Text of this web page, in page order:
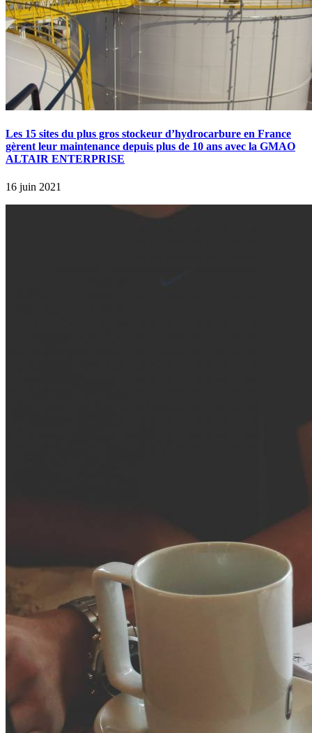
Les 15 sites du plus gros stockeur d’hydrocarbure en France
gèrent leur maintenance depuis plus de 10 ans avec la GMAO
ALTAIR ENTERPRISE
16 juin 2021